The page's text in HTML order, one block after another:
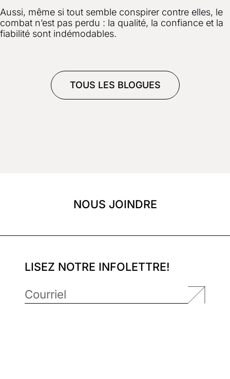
Aussi, même si tout semble conspirer contre elles, le
combat n’est pas perdu : la qualité, la confiance et la
fiabilité sont indémodables.
TOUS LES BLOGUES
NOUS JOINDRE
LISEZ NOTRE INFOLETTRE!